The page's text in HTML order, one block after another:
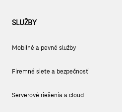
SLUŽBY
Mobilné a pevné služby
Firemné siete a bezpečnosť
Serverové riešenia a cloud